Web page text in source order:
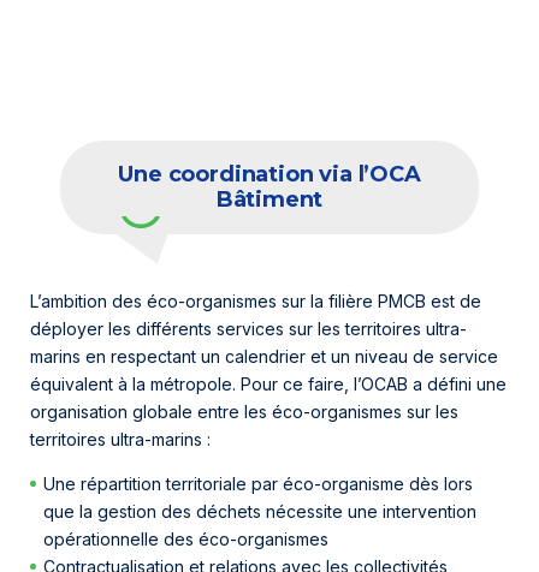
Une coordination via l’OCA
Bâtiment
L’ambition des éco-organismes sur la filière PMCB est de
déployer les différents services sur les territoires ultra-
marins en respectant un calendrier et un niveau de service
équivalent à la métropole. Pour ce faire, l’OCAB a défini une
organisation globale entre les éco-organismes sur les
territoires ultra-marins :
Une répartition territoriale par éco-organisme dès lors
que la gestion des déchets nécessite une intervention
opérationnelle des éco-organismes
Contractualisation et relations avec les collectivités